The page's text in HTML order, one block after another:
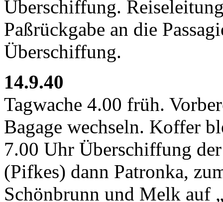
Überschiffung.
Paßrückgabe an die
Überschiffung.
14.9.40
Tagwache 4.00 früh.
Bagage wechseln. Koffer
7.00 Uhr Überschiffung
(Pifkes) dann Patronka,
Schönbrunn und Melk auf